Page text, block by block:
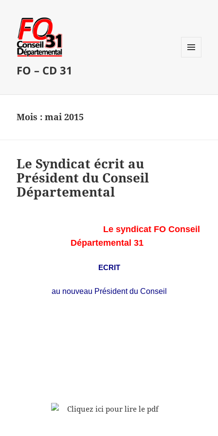
FO – CD 31
Mois :mai 2015
Le Syndicat écrit au
Président du Conseil
Départemental
Le syndicat FO Conseil
Départemental 31
ECRIT
au nouveau Président du Conseil